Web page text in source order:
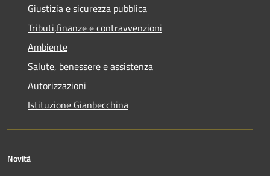
Giustizia e sicurezza pubblica
Tributi,finanze e contravvenzioni
Ambiente
Salute, benessere e assistenza
Autorizzazioni
Istituzione Gianbecchina
Novità